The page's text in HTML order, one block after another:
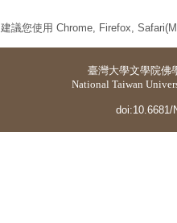
建議您使用 Chrome, Firefox,
臺灣大學文學院佛
National Taiwan
doi:10.6681/